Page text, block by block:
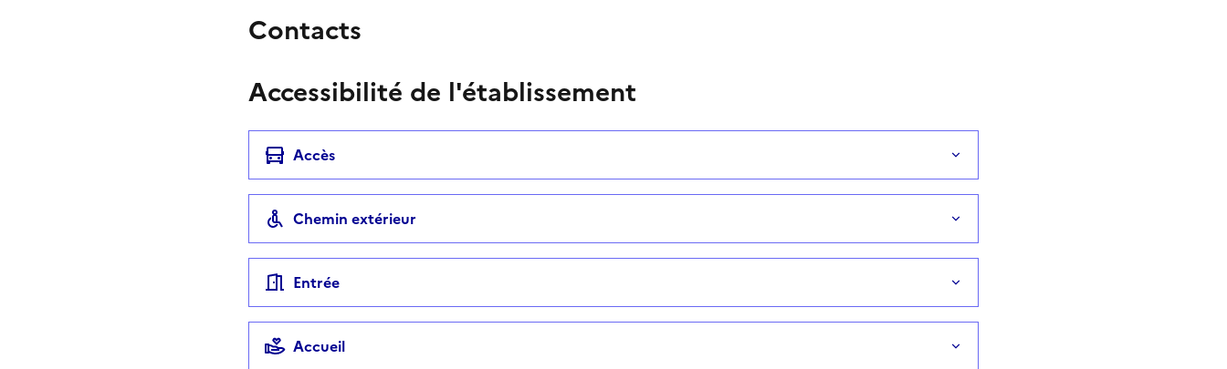
Contacts
Accessibilité de l'établissement
Accès
Chemin extérieur
Entrée
Accueil